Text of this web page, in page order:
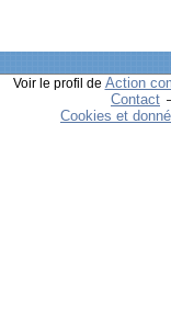
Voir le profil de Action
Contact
Cookies et